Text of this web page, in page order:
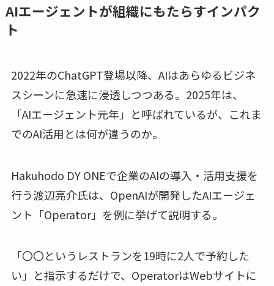
AIエージェントが組織にもたらすインパク
ト
2022年のChatGPT登場以降、AIはあらゆるビジネ
スシーンに急速に浸透しつつある。2025年は、
「AIエージェント元年」と呼ばれているが、これま
でのAI活用とは何が違うのか。
Hakuhodo DY ONEで企業のAIの導入・活用支援を
行う渡辺亮介氏は、OpenAIが開発したAIエージェ
ント「Operator」を例に挙げて説明する。
「〇〇というレストランを19時に2人で予約した
い」と指示するだけで、OperatorはWebサイトに